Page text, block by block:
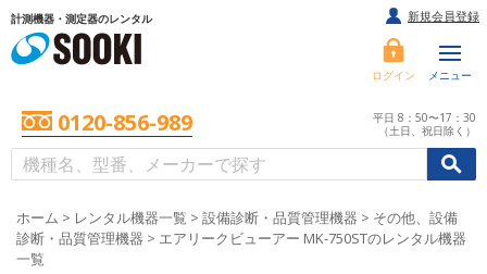
計測機器・測定器のレンタル
ログイン メニュー
0120-856-989
平日 8：50〜17：30
（土日、祝日除く）
//
新規会員登録
ホーム > レンタル機器一覧 > 設備診断・品質管理機器 > その他、設備
診断・品質管理機器 > エアリークビューアー MK-750STのレンタル機器
一覧